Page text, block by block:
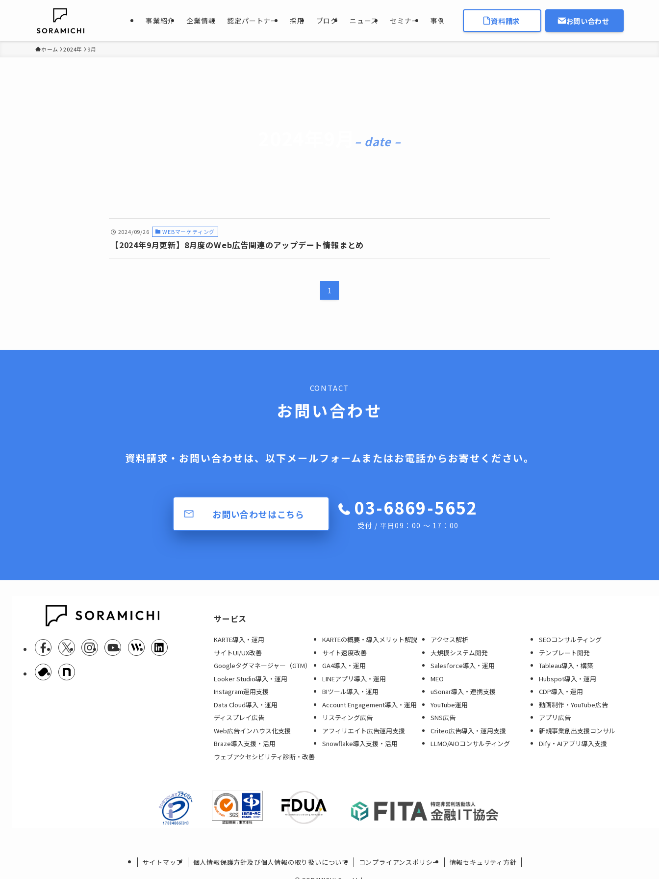
事業紹介 企業情報 認定パートナー 採用 ブログ ニュース セミナー 事例 資料請求 お問い合わせ
ホーム 2024年 9月
– date –
2024/09/26 WEBマーケティング
【2024年9月更新】8月度のWeb広告関連のアップデート情報まとめ
1
CONTACT
お問い合わせ
資料請求・お問い合わせは、以下メールフォームまたはお電話からお寄せください。
お問い合わせはこちら 03-6869-5652
受付 / 平日09：00 ～ 17：00
サービス
KARTE導入・運用 KARTEの概要・導入メリット解説 アクセス解析
SEOコンサルティング
サイトUI/UX改善
サイト速度改善 大規模システム開発
テンプレート開発
Googleタグマネージャー（GTM）
GA4導入・運用 Salesforce導入・運用
Tableau導入・構築
Looker Studio導入・運用
LINEアプリ導入・運用 MEO
Hubspot導入・運用
Instagram運用支援
BIツール導入・運用 uSonar導入・連携支援
CDP導入・運用
Data Cloud導入・運用
Account Engagement導入・運用 YouTube運用
動画制作・YouTube広告
ディスプレイ広告
リスティング広告 SNS広告
アプリ広告
Web広告インハウス化支援
アフィリエイト広告運用支援 Criteo広告導入・運用支援
新規事業創出支援コンサル
Braze導入支援・活用
Snowflake導入支援・活用 LLMO/AIOコンサルティング
Dify・AIアプリ導入支援
ウェブアクセシビリティ診断・改善
サイトマップ 個人情報保護方針及び個人情報の取り扱いについて コンプライアンスポリシー 情報セキュリティ方針